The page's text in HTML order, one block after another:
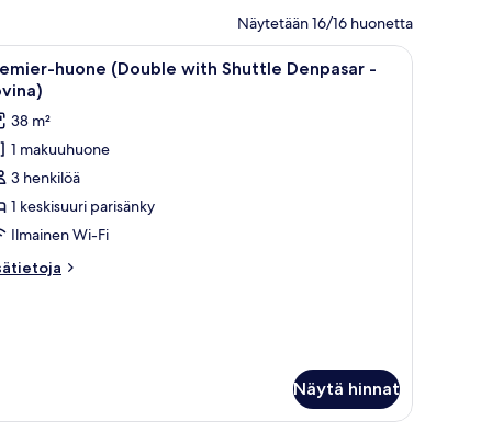
Näytetään 16/16 huonetta
vaatekaappi.
ja parveke, jolta avautuu näkymä vehreään maisemaan ja vuorille.
Hotellihuone, jossa on suuri sänky, puinen
8
huone (Double with Shuttle Denpasar -
38 m²
1 makuuhuone
3 henkilöä
1 keskisuuri parisänky
Ilmainen Wi-Fi
Näytä hinnat